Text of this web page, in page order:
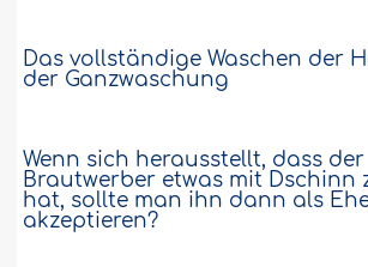
Das vollständige Waschen der
der Ganzwaschung
Wenn sich herausstellt, dass der
Brautwerber etwas mit Dschinn
hat, sollte man ihn dann als
akzeptieren?